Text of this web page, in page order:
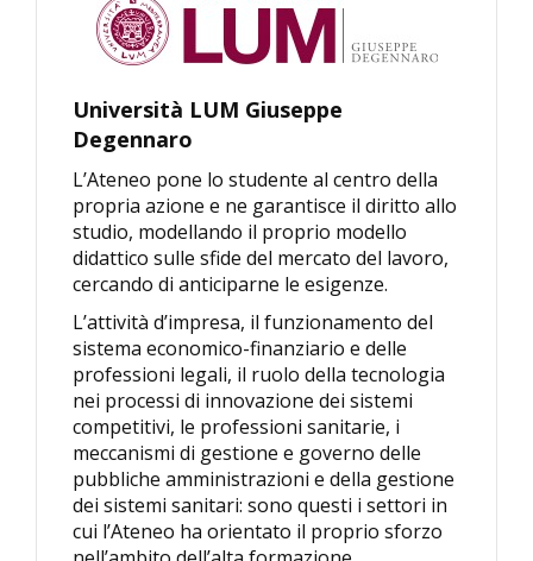
Università LUM Giuseppe
Degennaro
L’Ateneo pone lo studente al centro della
propria azione e ne garantisce il diritto allo
studio, modellando il proprio modello
didattico sulle sfide del mercato del lavoro,
cercando di anticiparne le esigenze.
L’attività d’impresa, il funzionamento del
sistema economico-finanziario e delle
professioni legali, il ruolo della tecnologia
nei processi di innovazione dei sistemi
competitivi, le professioni sanitarie, i
meccanismi di gestione e governo delle
pubbliche amministrazioni e della gestione
dei sistemi sanitari: sono questi i settori in
cui l’Ateneo ha orientato il proprio sforzo